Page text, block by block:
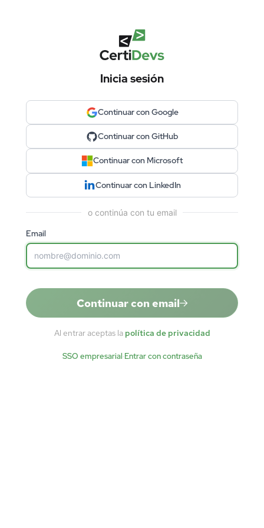
Inicia sesión
Continuar con Google
Continuar con GitHub
Continuar con Microsoft
Continuar con LinkedIn
o continúa con tu email
Email
Continuar con email
Al entrar aceptas la política de privacidad
SSO empresarial·Entrar con contraseña